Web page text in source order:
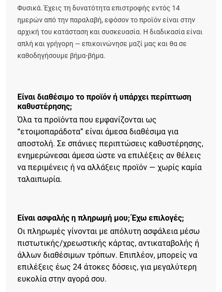
Φυσικά. Έχεις τη δυνατότητα επιστροφής εντός 14
ημερών από την παραλαβή, εφόσον το προϊόν είναι στην
αρχική του κατάσταση και συσκευασία. Η διαδικασία είναι
απλή και γρήγορη — επικοινώνησε μαζί μας και θα σε
καθοδηγήσουμε βήμα-βήμα.
Είναι διαθέσιμο το προϊόν ή υπάρχει περίπτωση
καθυστέρησης;
Όλα τα προϊόντα που εμφανίζονται ως
“ετοιμοπαράδοτα” είναι άμεσα διαθέσιμα για
αποστολή. Σε σπάνιες περιπτώσεις καθυστέρησης,
ενημερώνεσαι άμεσα ώστε να επιλέξεις αν θέλεις
να περιμένεις ή να αλλάξεις προϊόν — χωρίς καμία
ταλαιπωρία.
Είναι ασφαλής η πληρωμή μου; Έχω επιλογές;
Οι πληρωμές γίνονται με απόλυτη ασφάλεια μέσω
πιστωτικής/χρεωστικής κάρτας, αντικαταβολής ή
άλλων διαθέσιμων τρόπων. Επιπλέον, μπορείς να
επιλέξεις έως 24 άτοκες δόσεις, για μεγαλύτερη
ευκολία στην αγορά σου.